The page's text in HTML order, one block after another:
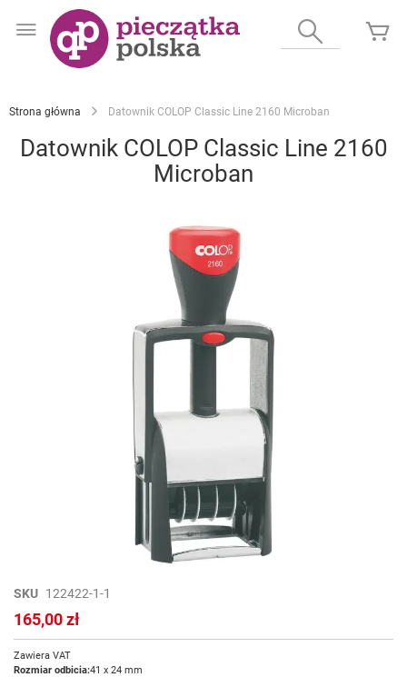
do
Wyszukaj
Strona główna Datownik COLOP Classic Line 2160 Microban
Datownik COLOP Classic Line 2160
Microban
Przejdź
na
początek
SKU 122422-1-1
165,00 zł
Zawiera VAT
Rozmiar odbicia:41 x 24 mm